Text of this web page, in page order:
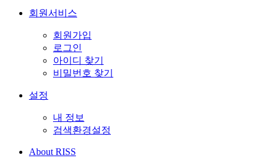
회원서비스
회원가입
로그인
아이디 찾기
비밀번호 찾기
설정
내 정보
검색환경설정
About RISS